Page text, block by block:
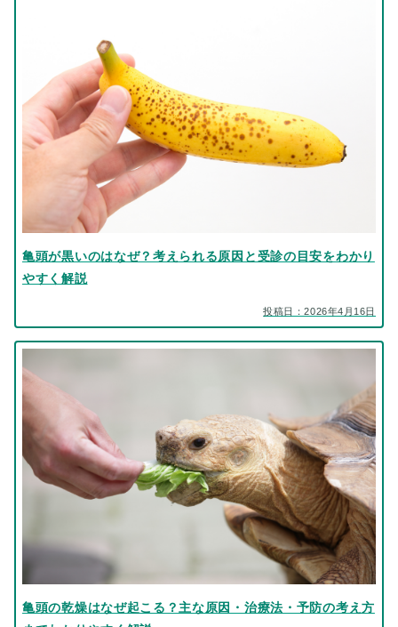
亀頭が黒いのはなぜ？考えられる原因と受診の目安をわかり
やすく解説
投稿日：2026年4月16日
亀頭の乾燥はなぜ起こる？主な原因・治療法・予防の考え方